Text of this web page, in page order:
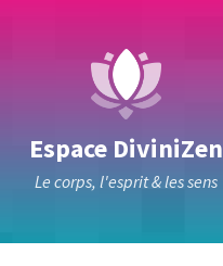
Espace DiviniZen
Le corps, l'esprit & les sens